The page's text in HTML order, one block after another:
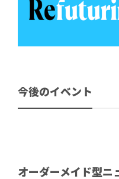
今後のイベント
オーダーメイド型ニ